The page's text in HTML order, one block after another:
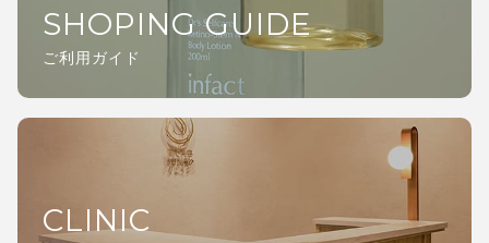
SHOPING GUIDE
ご利用ガイド
CLINIC